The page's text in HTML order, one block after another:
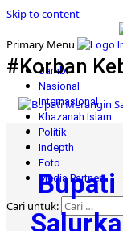
Skip to content
Primary Menu
Jambi
Nasional
Internasional
Khazanah Islam
Politik
Indepth
Foto
Media Partner
Cari untuk:
#Korban
Bupati